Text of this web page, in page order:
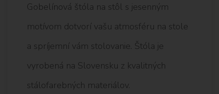
Gobelínová štóla na stôl s jesenným
motívom dotvorí vašu atmosféru na stole
a spríjemní vám stolovanie. Štóla je
vyrobená na Slovensku z kvalitných
stálofarebných materiálov.